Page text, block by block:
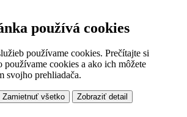
používá cookies
používame cookies. Prečítajte si
používame cookies a ako ich môžete
svojho prehliadača.
Zamietnuť všetko Zobraziť detail